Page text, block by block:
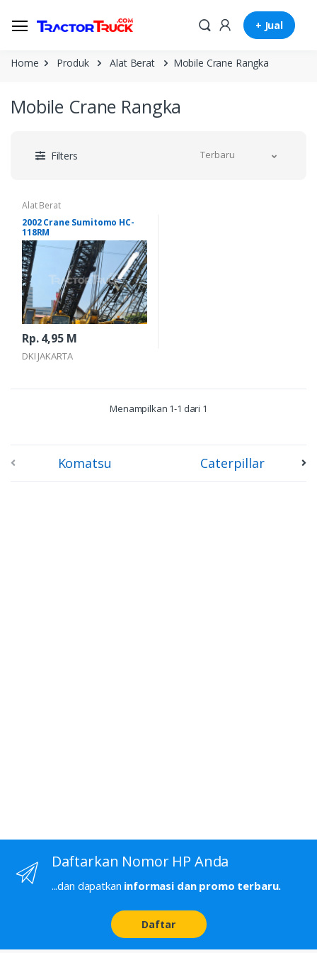
+ Jual
Home Produk Alat Berat Mobile Crane Rangka
Mobile Crane Rangka
Filters Terbaru
Alat Berat
2002 Crane Sumitomo HC-
118RM
Rp. 4,95 M
DKI JAKARTA
Menampilkan 1-1 dari 1
Komatsu Caterpillar
Daftarkan Nomor HP Anda
...dan dapatkan informasi dan promo terbaru.
Daftar